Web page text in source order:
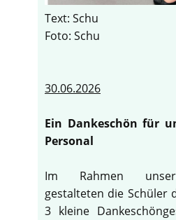
Text: Schu
Foto: Schu
30.06.2026
Ein Dankeschön für
Personal
Im Rahmen
gestalteten die Schüler
3 kleine